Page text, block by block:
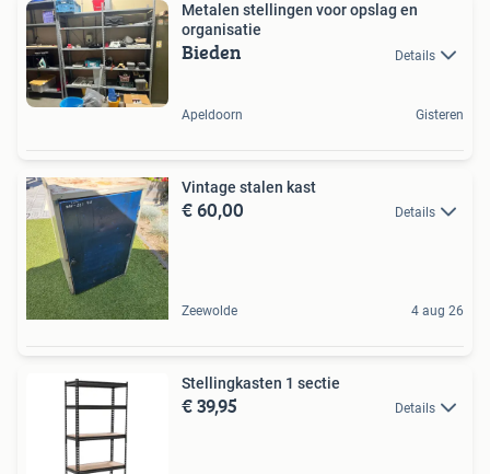
Metalen stellingen voor opslag en
organisatie
Bieden Details
Apeldoorn Gisteren
Vintage stalen kast
€ 60,00 Details
Zeewolde 4 aug 26
Stellingkasten 1 sectie
€ 39,95 Details